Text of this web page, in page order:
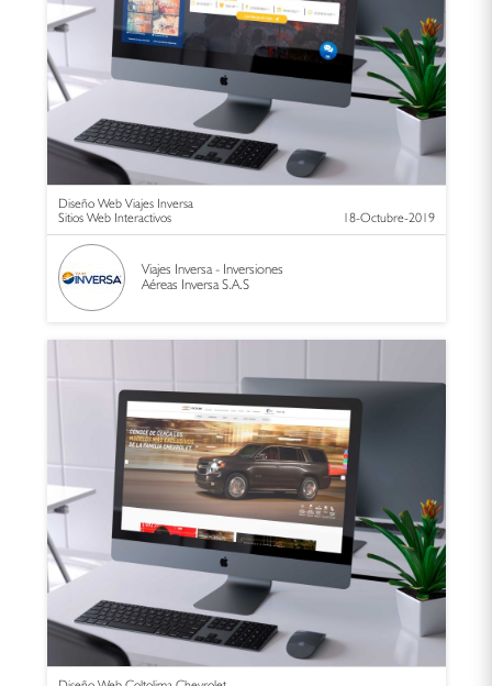
Diseño Web Viajes Inversa
Sitios Web Interactivos
18-Octubre-2019
Viajes Inversa - Inversiones
Aéreas Inversa S.A.S